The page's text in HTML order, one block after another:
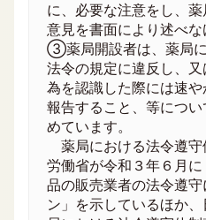
に、必要な注意をし、
意見を書面により述べな
③薬局開設者は、薬局
法令の規定に違反し、
為を認識した際には速
報告すること、等につ
めています。
薬局における法令遵守
労働省が令和３年６月
品の販売業者の法令遵
ン」を示しているほか